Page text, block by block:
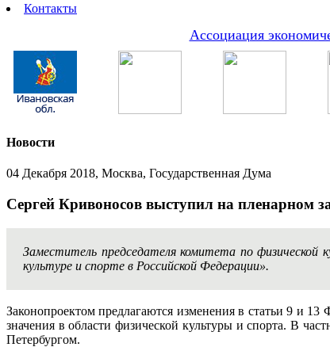
Контакты
Ассоциация
Новости
04 Декабря 2018, Москва, Государственная Дума
Сергей Кривоносов выступил на пленарном
Заместитель председателя комитета по физической
культуре и спорте в Российской Федерации».
Законопроектом предлагаются изменения в статьи 9 и
значения в области физической культуры и спорта. В
Петербургом.